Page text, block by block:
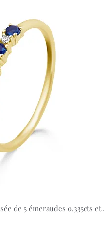
de 5 émeraudes 0.335cts et